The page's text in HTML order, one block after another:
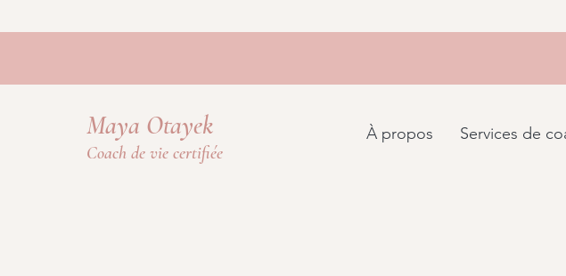
Maya Otayek
Coach de vie certifiée
À propos Services de